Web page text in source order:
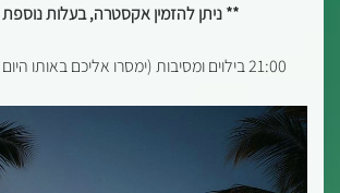
** ניתן להזמין אקסטרה, בעלות
21:00 בילוים ומסיבות (ימסרו אליכם באותו היום באופן ספונטני)